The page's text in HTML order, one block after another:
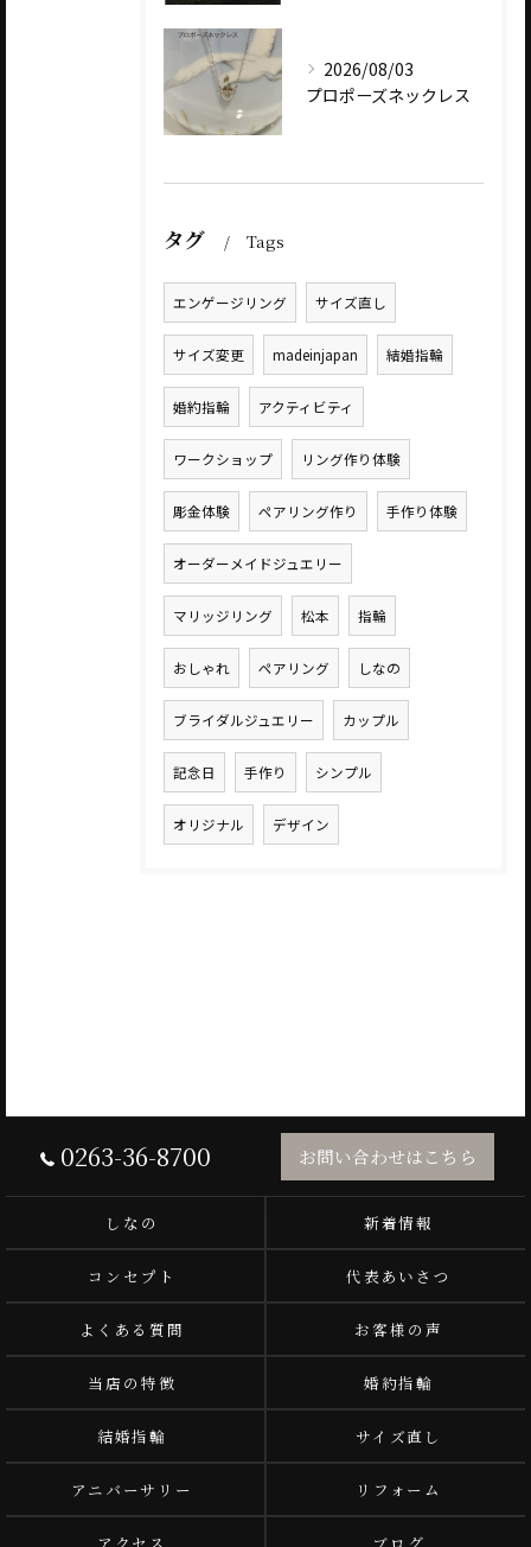
2026/08/03
プロポーズネックレス
タグ Tags
エンゲージリング サイズ直し
サイズ変更 madeinjapan 結婚指輪
婚約指輪 アクティビティ
ワークショップ リング作り体験
彫金体験 ペアリング作り 手作り体験
オーダーメイドジュエリー
マリッジリング 松本 指輪
おしゃれ ペアリング しなの
ブライダルジュエリー カップル
記念日 手作り シンプル
オリジナル デザイン
0263-36-8700 お問い合わせはこちら
しなの 新着情報
コンセプト 代表あいさつ
よくある質問 お客様の声
当店の特徴 婚約指輪
結婚指輪 サイズ直し
アニバーサリー リフォーム